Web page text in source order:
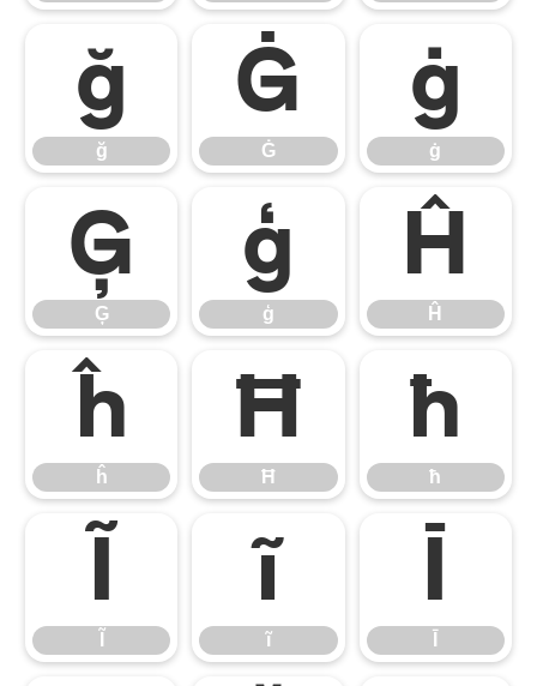
ğ
ğ
Ġ
Ġ
ġ
ġ
Ģ
Ģ
ģ
ģ
Ĥ
Ĥ
ĥ
ĥ
Ħ
Ħ
ħ
ħ
Ĩ ĩ
ĩ
Ī